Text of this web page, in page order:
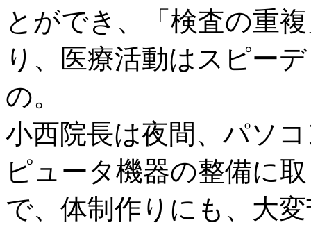
とができ、「検査の重
り、医療活動はスピー
の。
小西院長は夜間、パソ
ピュータ機器の整備に
で、体制作りにも、大